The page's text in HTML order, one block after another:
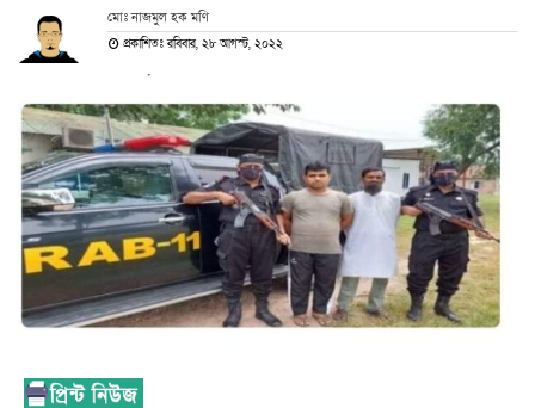
মোঃ নাজমুল হক মণি
প্রকাশিতঃ রবিবার, ২৮ আগস্ট, ২০২২